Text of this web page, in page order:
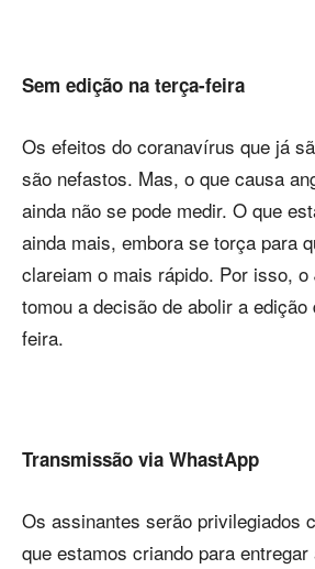
Sem edição na terça-feira
Os efeitos do coranavírus que já
são nefastos. Mas, o que causa
ainda não se pode medir. O que
ainda mais, embora se torça para
clareiam o mais rápido. Por isso,
tomou a decisão de abolir a
feira.
Transmissão via WhastApp
Os assinantes serão privilegiados
que estamos criando para